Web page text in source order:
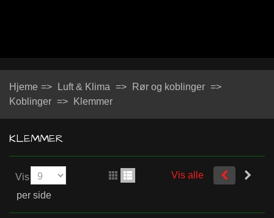
Hjeme => Luft & Klima => Rør og koblinger =>
Koblinger => Klemmer
KLEMMER
Vis
per side
Vis alle